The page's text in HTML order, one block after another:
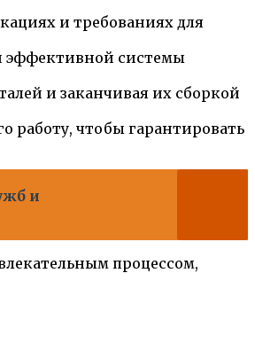
и требованиях для
эффективной системы
и заканчивая их сборкой
работу, чтобы гарантировать
и
процессом,